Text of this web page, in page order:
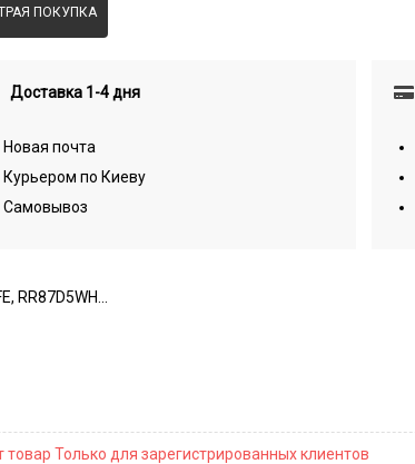
ПОКУПКА
Доставка 1-4 дня
Новая почта
Курьером по Киеву
Самовывоз
RR87D5WH...
Только для зарегистрированных клиентов